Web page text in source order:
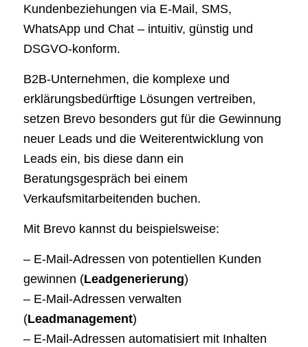
Kundenbeziehungen via E-Mail, SMS,
WhatsApp und Chat – intuitiv, günstig und
DSGVO-konform.
B2B-Unternehmen, die komplexe und
erklärungsbedürftige Lösungen vertreiben,
setzen Brevo besonders gut für die Gewinnung
neuer Leads und die Weiterentwicklung von
Leads ein, bis diese dann ein
Beratungsgespräch bei einem
Verkaufsmitarbeitenden buchen.
Mit Brevo kannst du beispielsweise:
– E-Mail-Adressen von potentiellen Kunden
gewinnen (Leadgenerierung)
– E-Mail-Adressen verwalten
(Leadmanagement)
– E-Mail-Adressen automatisiert mit Inhalten